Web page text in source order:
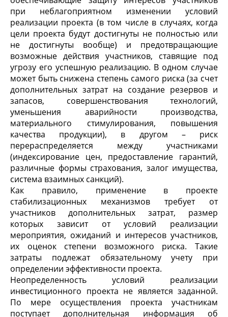
при неблагоприятном изменении условий
реализации проекта (в том числе в случаях, когда
цели проекта будут достигнуты не полностью или
не достигнуты вообще) и предотвращающие
возможные действия участников, ставящие под
угрозу его успешную реализацию. В одном случае
может быть снижена степень самого риска (за счет
дополнительных затрат на создание резервов и
запасов, совершенствования технологий,
уменьшения аварийности производства,
материального стимулирования, повышения
качества продукции), в другом – риск
перераспределяется между участниками
(индексирование цен, предоставление гарантий,
различные формы страхования, залог имущества,
система взаимных санкций).
Как правило, применение в проекте
стабилизационных механизмов требует от
участников дополнительных затрат, размер
которых зависит от условий реализации
мероприятия, ожиданий и интересов участников,
их оценок степени возможного риска. Такие
затраты подлежат обязательному учету при
определении эффективности проекта.
Неопределенность условий реализации
инвестиционного проекта не является заданной.
По мере осуществления проекта участникам
поступает дополнительная информация об